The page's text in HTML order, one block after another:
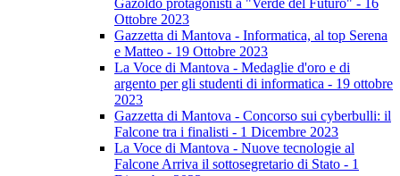
Gazoldo protagonisti a "Verde del Futuro" - 16
Ottobre 2023
Gazzetta di Mantova - Informatica, al top Serena
e Matteo - 19 Ottobre 2023
La Voce di Mantova - Medaglie d'oro e di
argento per gli studenti di informatica - 19 ottobre
2023
Gazzetta di Mantova - Concorso sui cyberbulli: il
Falcone tra i finalisti - 1 Dicembre 2023
La Voce di Mantova - Nuove tecnologie al
Falcone Arriva il sottosegretario di Stato - 1